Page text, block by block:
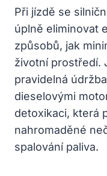
Při jízdě se
úplně eliminovat
způsobů, jak
životní prostředí.
pravidelná
dieselovými
detoxikaci, která
nahromaděné
spalování paliva.